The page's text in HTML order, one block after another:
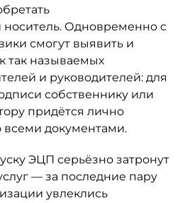
Одновременно с
смогут выявить и
так называемых
и руководителей: для
собственнику или
придётся лично
документами.
ЭЦП серьёзно затронут
— за последние пару
увлеклись